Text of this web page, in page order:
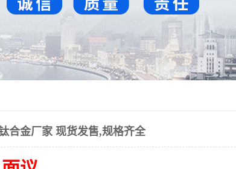
合金厂家 现货发售,规格齐全